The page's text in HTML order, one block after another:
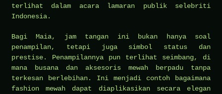
terlihat dalam acara lamaran publik selebriti
Indonesia.
Bagi Maia, jam tangan ini bukan hanya soal
penampilan, tetapi juga simbol status dan
prestise. Penampilannya pun terlihat seimbang, di
mana busana dan aksesoris mewah berpadu tanpa
terkesan berlebihan. Ini menjadi contoh bagaimana
fashion mewah dapat diaplikasikan secara elegan